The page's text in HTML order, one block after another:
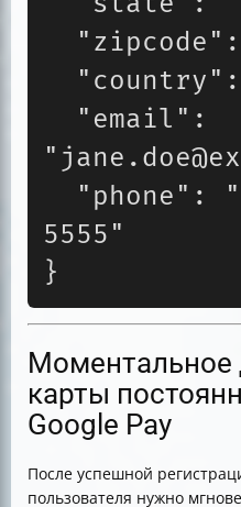
5555"
}
Моментальное
карты
Google Pay
После успешной
пользователя нужно